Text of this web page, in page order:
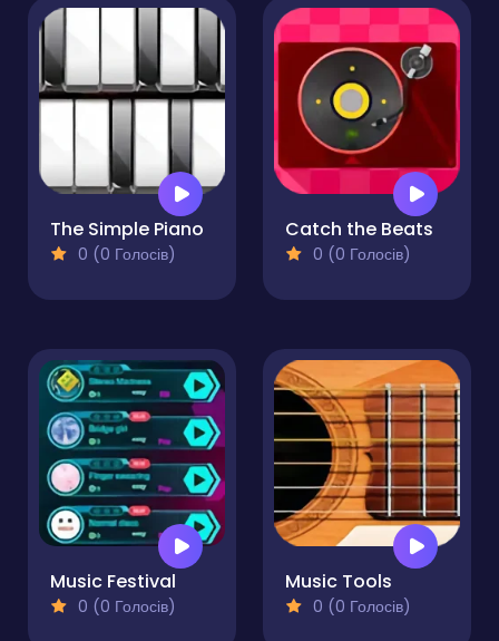
The Simple Piano
0 (0 Голосів)
Catch the Beats
0 (0 Голосів)
Music Festival
0 (0 Голосів)
Music Tools
0 (0 Голосів)